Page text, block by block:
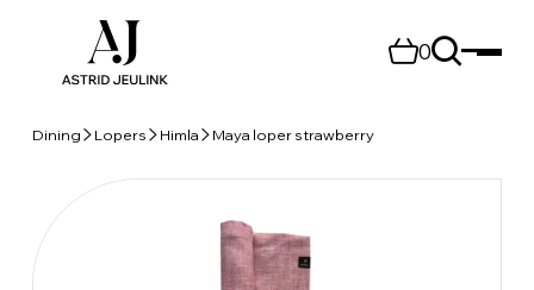
0
Dining Lopers Himla Maya loper strawberry